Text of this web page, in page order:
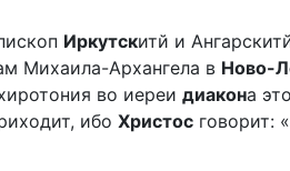
Иркутскитй и
Михаила-Архангела в Ново-
во иереи диакона
ибо Христос говорит: